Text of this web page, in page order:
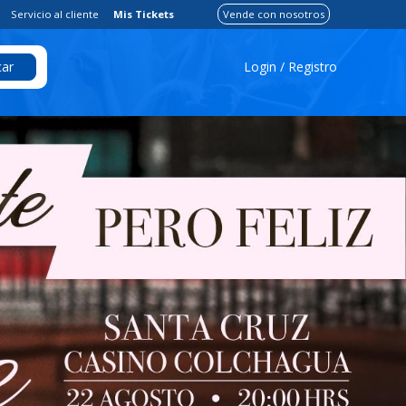
Servicio al cliente Mis Tickets Vende con nosotros
Login / Registro